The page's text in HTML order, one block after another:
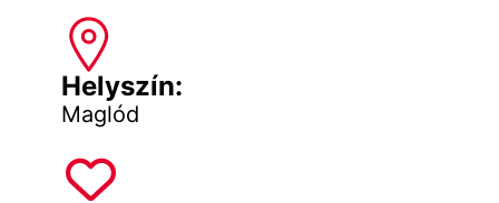
Helyszín:
Maglód